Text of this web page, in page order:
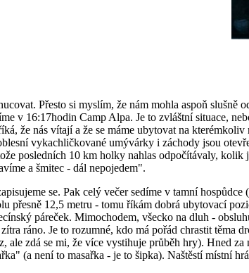
Přesto si myslím, že nám mohla aspoň
v 16:17hodin Camp Alpa. Je to zvláštní situace,
že nás vítají a že se máme ubytovat na
vykachličkované umývárky i záchody jsou
posledních 10 km holky nahlas odpočítávaly,
a šmitec - dál nepojedem".
se. Pak celý večer sedíme v tamní
přesně 12,5 metru - tomu říkám dobrá ubytovací
páreček. Mimochodem, všecko na dluh -
ráno. Je to rozumné, kdo má pořád chrastit těma
ale zdá se mi, že více vystihuje průběh hry). Hned
(a není to masařka - je to šipka). Naštěstí místní